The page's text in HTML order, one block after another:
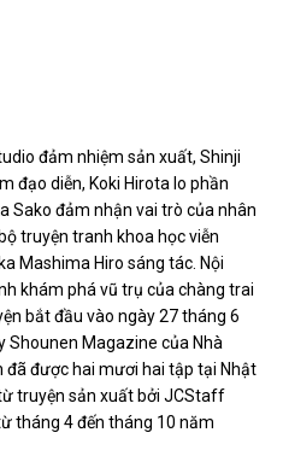
đảm nhiệm sản xuất, Shinji
đạo diễn, Koki Hirota lo phần
Sako đảm nhận vai trò của nhân
truyện tranh khoa học viễn
Mashima Hiro sáng tác. Nội
khám phá vũ trụ của chàng trai
bắt đầu vào ngày 27 tháng 6
Shounen Magazine của Nhà
đã được hai mươi hai tập tại Nhật
truyện sản xuất bởi JCStaff
tháng 4 đến tháng 10 năm